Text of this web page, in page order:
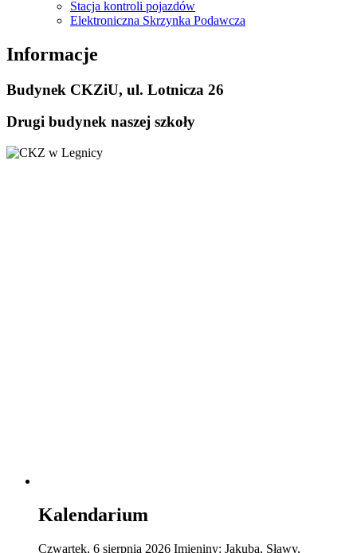
Stacja kontroli pojazdów
Elektroniczna Skrzynka Podawcza
Informacje
Budynek CKZiU, ul. Lotnicza 26
Drugi budynek naszej szkoły
Kalendarium
Czwartek, 6 sierpnia 2026 Imieniny: Jakuba, Sławy,